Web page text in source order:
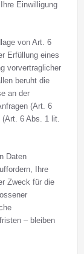
Einwilligung
von Art. 6
Erfüllung eines
vorvertraglicher
beruht die
an der
(Art. 6
(Art. 6 Abs. 1 lit.
Daten
Ihre
Zweck für die
– bleiben